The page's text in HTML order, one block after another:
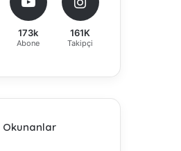
173k
Abone
161K
Takipçi
Okunanlar